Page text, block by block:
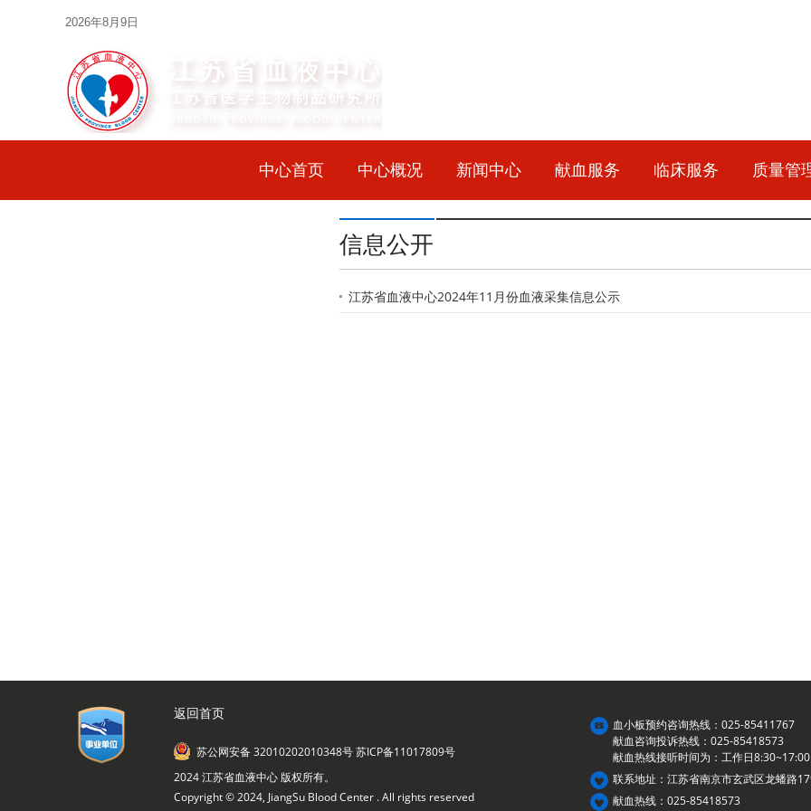
2026年8月9日
中心首页 中心概况 新闻中心 献血服务 临床服务 质量管
信息公开
江苏省血液中心2024年11月份血液采集信息公示
返回首页
苏公网安备 32010202010348号苏ICP备11017809号
2024 江苏省血液中心 版权所有。
Copyright © 2024, JiangSu Blood Center . All rights reserved
血小板预约咨询热线：025-85411767
献血咨询投诉热线：025-85418573
献血热线接听时间为：工作日8:30~17:00
联系地址：江苏省南京市玄武区龙蟠路
献血热线：025-85418573